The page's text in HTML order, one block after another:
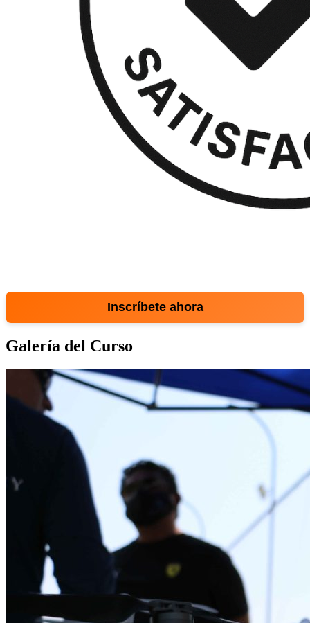
Inscríbete ahora
Galería del Curso